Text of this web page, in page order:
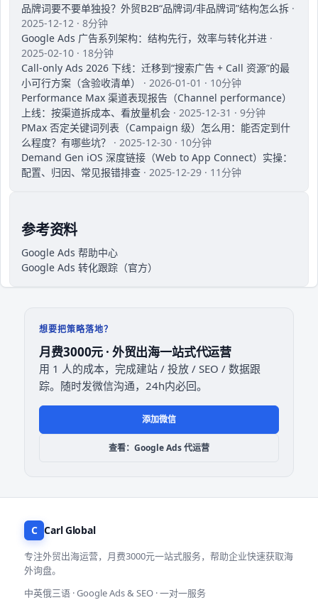
品牌词要不要单独投？外贸B2B“品牌词/非品牌词”结构怎么拆 ·
2025-12-12 · 8分钟
Google Ads 广告系列架构：结构先行，效率与转化并进 ·
2025-02-10 · 18分钟
Call-only Ads 2026 下线：迁移到“搜索广告 + Call 资源”的最
小可行方案（含验收清单）
· 2026-01-01 · 10分钟
Performance Max 渠道表现报告（Channel performance）
上线：按渠道拆成本、看放量机会 · 2025-12-31 · 9分钟
PMax 否定关键词列表（Campaign 级）怎么用：能否定到什
么程度？有哪些坑？
· 2025-12-30 · 10分钟
Demand Gen iOS 深度链接（Web to App Connect）实操：
配置、归因、常见报错排查 · 2025-12-29 · 11分钟
参考资料
Google Ads 帮助中心
Google Ads 转化跟踪（官方）
想要把策略落地？
月费3000元 · 外贸出海一站式代运营
用 1 人的成本，完成建站 / 投放 / SEO / 数据跟
踪。随时发微信沟通，24h内必回。
添加微信
查看：Google Ads 代运营
C Carl Global
专注外贸出海运营，月费3000元一站式服务，帮助企业快速获取海
外询盘。
中英俄三语 · Google Ads & SEO · 一对一服务